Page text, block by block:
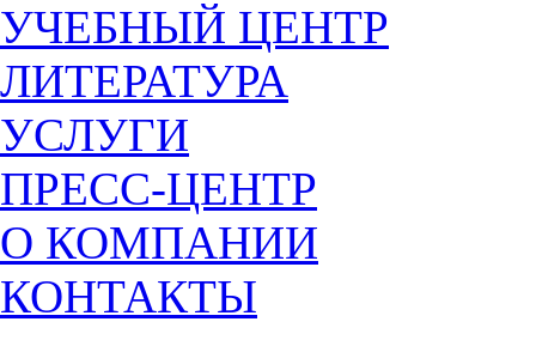
УЧЕБНЫЙ ЦЕНТР
ЛИТЕРАТУРА
УСЛУГИ
ПРЕСС-ЦЕНТР
О КОМПАНИИ
КОНТАКТЫ